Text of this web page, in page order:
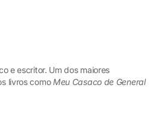
e escritor. Um dos maiores
livros comoMeu Casaco de General